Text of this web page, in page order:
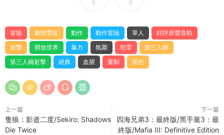
0 0
冒險 劇情豐富 動作 動作冒險 單人
好評原聲音軌
射擊
開放世界 暴力 氛圍 犯罪
第三人稱
第三人稱射擊
經典 血腥 重制 黑色
上一篇
隻狼：影逝二度/Sekiro: Shadows
Die Twice
下一篇
四海兄弟3：最終版/黑手黨3：最
終版/Mafia III: Definitive Edition